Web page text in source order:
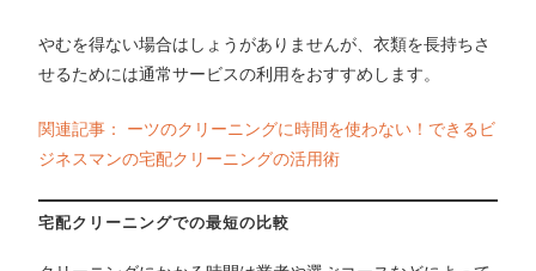
やむを得ない場合はしょうがありませんが、衣類を長持ちさ
せるためには通常サービスの利用をおすすめします。
関連記事： ーツのクリーニングに時間を使わない！できるビ
ジネスマンの宅配クリーニングの活用術
宅配クリーニングでの最短の比較